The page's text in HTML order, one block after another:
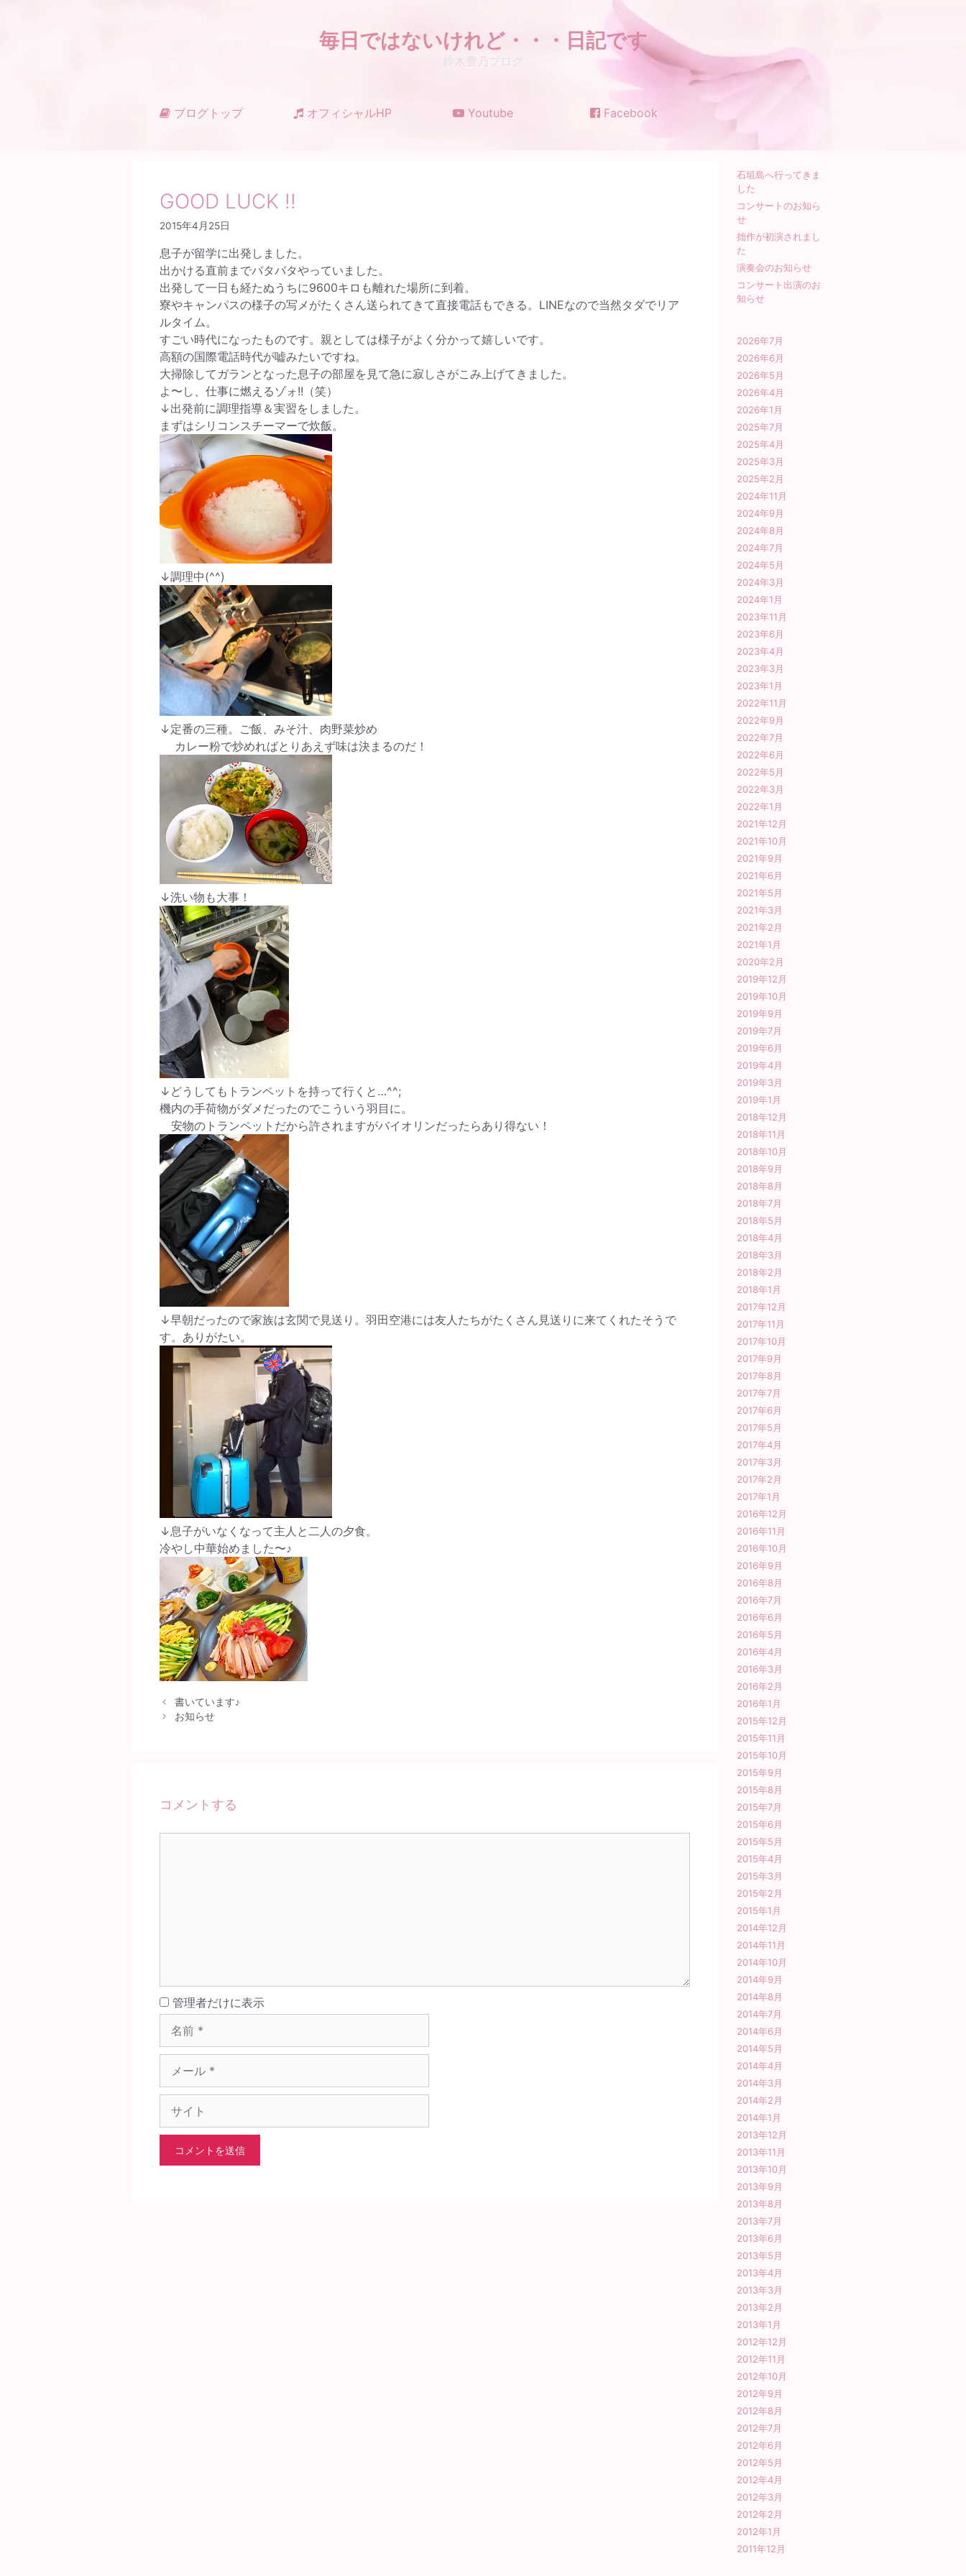
毎日ではないけれど・・・日記です
鈴木豊乃ブログ
ブログトップ オフィシャルHP Youtube Facebook
GOOD LUCK !!
2015年4月25日
息子が留学に出発しました。
出かける直前までバタバタやっていました。
出発して一日も経たぬうちに9600キロも離れた場所に到着。
寮やキャンパスの様子の写メがたくさん送られてきて直接電話もできる。LINEなので当然タダでリア
ルタイム。
すごい時代になったものです。親としては様子がよく分かって嬉しいです。
高額の国際電話時代が嘘みたいですね。
大掃除してガランとなった息子の部屋を見て急に寂しさがこみ上げてきました。
よ〜し、仕事に燃えるゾォ!!（笑）
↓出発前に調理指導＆実習をしました。
まずはシリコンスチーマーで炊飯。
↓調理中(^^)
↓定番の三種。ご飯、みそ汁、肉野菜炒め
カレー粉で炒めればとりあえず味は決まるのだ！
↓洗い物も大事！
↓どうしてもトランペットを持って行くと…^^;
機内の手荷物がダメだったのでこういう羽目に。
安物のトランペットだから許されますがバイオリンだったらあり得ない！
↓早朝だったので家族は玄関で見送り。羽田空港には友人たちがたくさん見送りに来てくれたそうで
す。ありがたい。
↓息子がいなくなって主人と二人の夕食。
冷やし中華始めました〜♪
書いています♪
お知らせ
コメントする
管理者だけに表示名
前
ル
ト
石垣島へ行ってきま
した
コンサートのお知ら
せ
拙作が初演されまし
た
演奏会のお知らせ
コンサート出演のお
知らせ
2026年7月
2026年6月
2026年5月
2026年4月
2026年1月
2025年7月
2025年4月
2025年3月
2025年2月
2024年11月
2024年9月
2024年8月
2024年7月
2024年5月
2024年3月
2024年1月
2023年11月
2023年6月
2023年4月
2023年3月
2023年1月
2022年11月
2022年9月
2022年7月
2022年6月
2022年5月
2022年3月
2022年1月
2021年12月
2021年10月
2021年9月
2021年6月
2021年5月
2021年3月
2021年2月
2021年1月
2020年2月
2019年12月
2019年10月
2019年9月
2019年7月
2019年6月
2019年4月
2019年3月
2019年1月
2018年12月
2018年11月
2018年10月
2018年9月
2018年8月
2018年7月
2018年5月
2018年4月
2018年3月
2018年2月
2018年1月
2017年12月
2017年11月
2017年10月
2017年9月
2017年8月
2017年7月
2017年6月
2017年5月
2017年4月
2017年3月
2017年2月
2017年1月
2016年12月
2016年11月
2016年10月
2016年9月
2016年8月
2016年7月
2016年6月
2016年5月
2016年4月
2016年3月
2016年2月
2016年1月
2015年12月
2015年11月
2015年10月
2015年9月
2015年8月
2015年7月
2015年6月
2015年5月
2015年4月
2015年3月
2015年2月
2015年1月
2014年12月
2014年11月
2014年10月
2014年9月
2014年8月
2014年7月
2014年6月
2014年5月
2014年4月
2014年3月
2014年2月
2014年1月
2013年12月
2013年11月
2013年10月
2013年9月
2013年8月
2013年7月
2013年6月
2013年5月
2013年4月
2013年3月
2013年2月
2013年1月
2012年12月
2012年11月
2012年10月
2012年9月
2012年8月
2012年7月
2012年6月
2012年5月
2012年4月
2012年3月
2012年2月
2012年1月
2011年12月